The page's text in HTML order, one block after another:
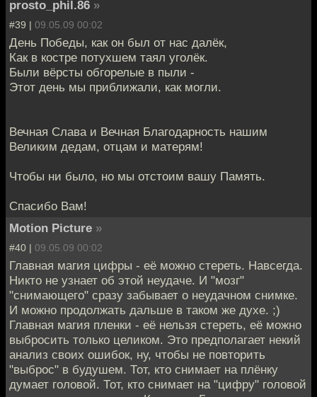
prosto_phil.86 »
#39 | 09.05.09 00:02
День Победы, как он был от нас далёк,
Как в костре потухшем таял уголёк.
Были вёрсты обгорелые в пыли -
Этот день мы приближали, как могли.
Вечная Слава и Вечная Благодарность нашим
Великим дедам, отцам и матерям!
Чтобы ни было, но мы отстоим вашу Память.
Спасибо Вам!
Motion Picture »
#40 | 09.05.09 00:02
Главная магия цифры - её можно стереть. Навсегда.
Никто не узнает об этой неудаче. И "мозг"
"снимающего" сразу забывает о неудачном снимке.
И можно продолжать дальше в таком же духе. ;)
Главная магия пленки - её нельзя стереть, её можно
выбросить только целиком. Это предполагает некий
анализ своих ошибок, ну, чтобы не повторить
"выброс" в будушем. Тот, кто снимает на плёнку
думает головой. Тот, кто снимает на "цифру" головой